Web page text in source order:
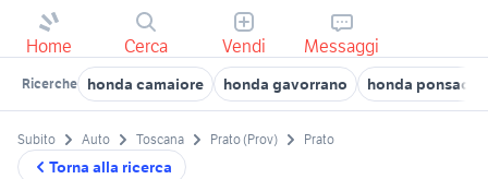
Home Cerca Vendi Messaggi
Ricerche honda camaiore honda gavorrano honda ponsacco
Torna alla ricerca
Subito Auto Toscana Prato (Prov) Prato